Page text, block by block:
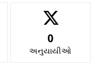
0
અનુયાયીઓ